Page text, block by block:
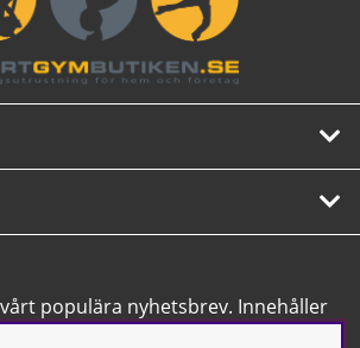
populära nyhetsbrev. Innehåller
allra bästa erbjudanden.